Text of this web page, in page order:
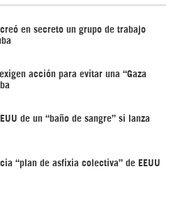
creó en secreto un grupo de trabajo
acción para evitar una “Gaza
de un “baño de sangre” si lanza
“plan de asfixia colectiva” de EEUU